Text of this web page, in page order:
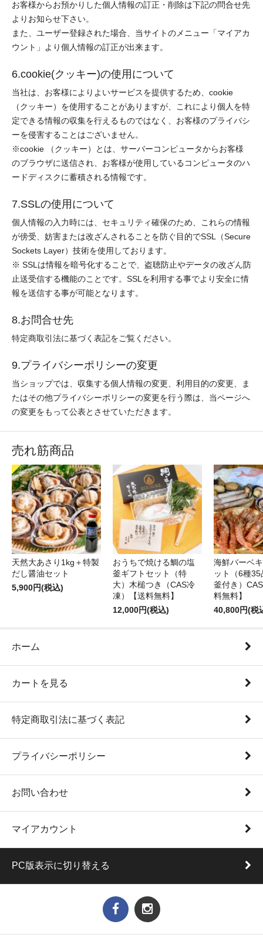
お客様からお預かりした個人情報の訂正・削除は下記の問合せ先
よりお知らせ下さい。
また、ユーザー登録された場合、当サイトのメニュー「マイアカ
ウント」より個人情報の訂正が出来ます。
6.cookie(クッキー)の使用について
当社は、お客様によりよいサービスを提供するため、cookie
（クッキー）を使用することがありますが、これにより個人を特
定できる情報の収集を行えるものではなく、お客様のプライバシ
ーを侵害することはございません。
※cookie （クッキー）とは、サーバーコンピュータからお客様
のブラウザに送信され、お客様が使用しているコンピュータのハ
ードディスクに蓄積される情報です。
7.SSLの使用について
個人情報の入力時には、セキュリティ確保のため、これらの情報
が傍受、妨害または改ざんされることを防ぐ目的でSSL（Secure
Sockets Layer）技術を使用しております。
※ SSLは情報を暗号化することで、盗聴防止やデータの改ざん防
止送受信する機能のことです。SSLを利用する事でより安全に情
報を送信する事が可能となります。
8.お問合せ先
特定商取引法に基づく表記をご覧ください。
9.プライバシーポリシーの変更
当ショップでは、収集する個人情報の変更、利用目的の変更、ま
たはその他プライバシーポリシーの変更を行う際は、当ページへ
の変更をもって公表とさせていただきます。
売れ筋商品
天然大あさり1kg＋特製
だし醤油セット
5,900円(税込)
おうちで焼ける鯛の塩
釜ギフトセット（特
大）木槌つき（CAS冷
凍）【送料無料】
12,000円(税込)
海鮮バーベ
ット（6種
釜付き）
料無料】
40,800円(税
ホーム
カートを見る
特定商取引法に基づく表記
プライバシーポリシー
お問い合わせ
マイアカウント
PC版表示に切り替える